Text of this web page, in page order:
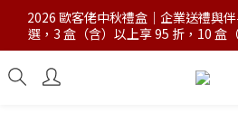
2026 歐客佬中秋禮盒｜企業送禮與
選，3 盒（含）以上享 95 折，10 盒